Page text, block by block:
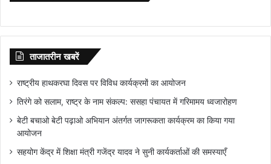
ताजातरीन खबरें
राष्ट्रीय हाथकरघा दिवस पर विविध कार्यक्रमों का आयोजन
तिरंगे को सलाम, राष्ट्र के नाम संकल्प: ससहा पंचायत में गरिमामय ध्वजारोहण
बेटी बचाओ बेटी पढ़ाओ अभियान अंतर्गत जागरूकता कार्यक्रम का किया गया
आयोजन
सहयोग केंद्र में शिक्षा मंत्री गजेंद्र यादव ने सुनी कार्यकर्ताओं की समस्याएँ